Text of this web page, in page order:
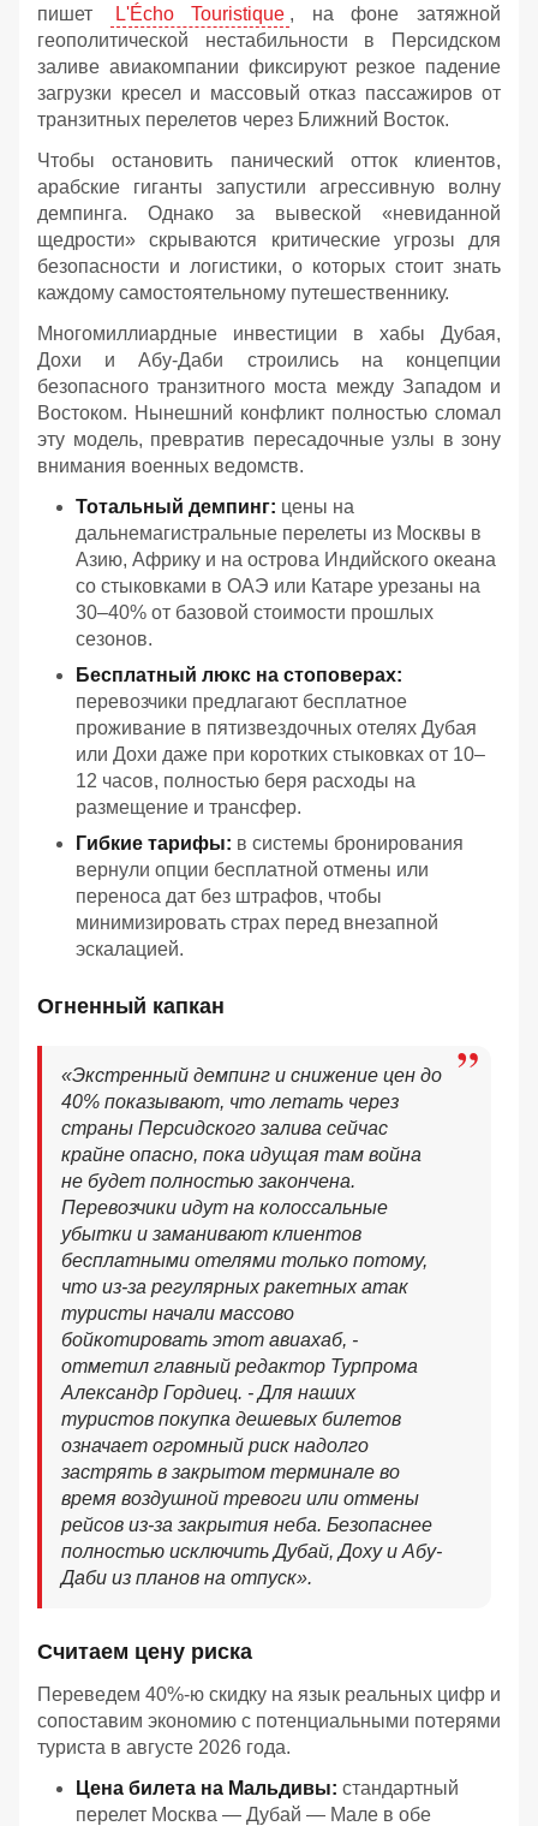
пишет
L'Écho Touristique , на фоне затяжной
геополитической нестабильности в Персидском
заливе авиакомпании фиксируют резкое падение
загрузки кресел и массовый отказ пассажиров от
транзитных перелетов через Ближний Восток.
Чтобы остановить панический отток клиентов,
арабские гиганты запустили агрессивную волну
демпинга. Однако за вывеской «невиданной
щедрости» скрываются критические угрозы для
безопасности и логистики, о которых стоит знать
каждому самостоятельному путешественнику.
Многомиллиардные инвестиции в хабы Дубая,
Дохи и Абу-Даби строились на концепции
безопасного транзитного моста между Западом и
Востоком. Нынешний конфликт полностью сломал
эту модель, превратив пересадочные узлы в зону
внимания военных ведомств.
Тотальный демпинг: цены на
дальнемагистральные перелеты из Москвы в
Азию, Африку и на острова Индийского океана
со стыковками в ОАЭ или Катаре урезаны на
30–40% от базовой стоимости прошлых
сезонов.
Бесплатный люкс на стоповерах:
перевозчики предлагают бесплатное
проживание в пятизвездочных отелях Дубая
или Дохи даже при коротких стыковках от 10–
12 часов, полностью беря расходы на
размещение и трансфер.
Гибкие тарифы: в системы бронирования
вернули опции бесплатной отмены или
переноса дат без штрафов, чтобы
минимизировать страх перед внезапной
эскалацией.
Огненный капкан
«Экстренный демпинг и снижение цен до
40% показывают, что летать через
страны Персидского залива сейчас
крайне опасно, пока идущая там война
не будет полностью закончена.
Перевозчики идут на колоссальные
убытки и заманивают клиентов
бесплатными отелями только потому,
что из-за регулярных ракетных атак
туристы начали массово
бойкотировать этот авиахаб, -
отметил главный редактор Турпрома
Александр Гордиец. - Для наших
туристов покупка дешевых билетов
означает огромный риск надолго
застрять в закрытом терминале во
время воздушной тревоги или отмены
рейсов из-за закрытия неба. Безопаснее
полностью исключить Дубай, Доху и Абу-
Даби из планов на отпуск».
Считаем цену риска
Переведем 40%-ю скидку на язык реальных цифр и
сопоставим экономию с потенциальными потерями
туриста в августе 2026 года.
Цена билета на Мальдивы: стандартный
перелет Москва — Дубай — Мале в обе